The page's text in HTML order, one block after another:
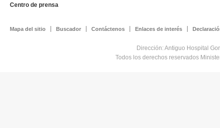
Centro de prensa
Mapa del sitio Buscador Contáctenos Enlaces de interés
Dirección: Antiguo Hospital
Todos los derechos reservados